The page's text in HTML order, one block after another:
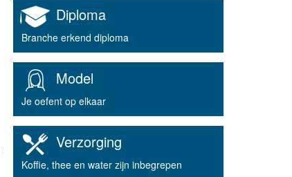
Diploma
Branche erkend diploma
Model
Je oefent op elkaar
Verzorging
Koffie, thee en water zijn inbegrepen